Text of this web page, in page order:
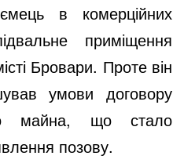
в комерційних
приміщення
Бровари. Проте він
умови договору
майна, що стало
позову.